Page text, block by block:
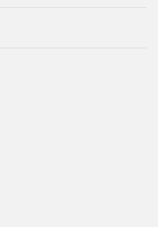
интерфейс исключает